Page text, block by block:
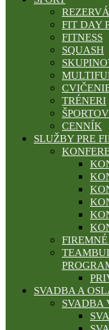
FIT DAY
FITNESS
SQUASH
TRÉNERI
CENNÍK
SLUŽBY PRE
SVADBA A
SVADBA